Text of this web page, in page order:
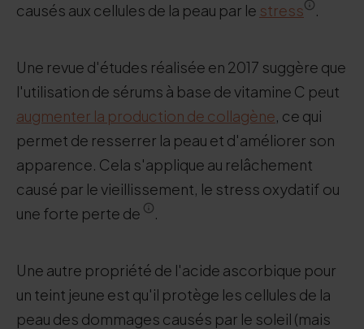
causés aux cellules de la peau par le stress .
Une revue d'études réalisée en 2017 suggère que
l'utilisation de sérums à base de vitamine C peut
augmenter la production de collagène, ce qui
permet de resserrer la peau et d'améliorer son
apparence. Cela s'applique au relâchement
causé par le vieillissement, le stress oxydatif ou
une forte perte de
.
Une autre propriété de l'acide ascorbique pour
un teint jeune est qu'il protège les cellules de la
peau des dommages causés par le soleil (mais